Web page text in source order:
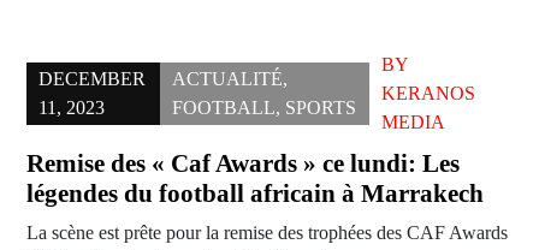
DECEMBER
11, 2023
ACTUALITÉ,
FOOTBALL, SPORTS
BY
KERANOS
MEDIA
Remise des « Caf Awards » ce lundi: Les
légendes du football africain à Marrakech
La scène est prête pour la remise des trophées des CAF Awards